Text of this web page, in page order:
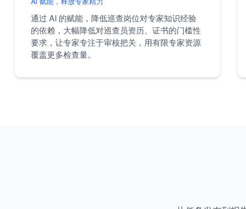
通过 AI 的赋能，降低巡查岗位对专家知识经验
的依赖，大幅降低对巡查员资历、证书的门槛性
要求，让专家专注于审核把关，用有限专家资源
覆盖更多检查量。